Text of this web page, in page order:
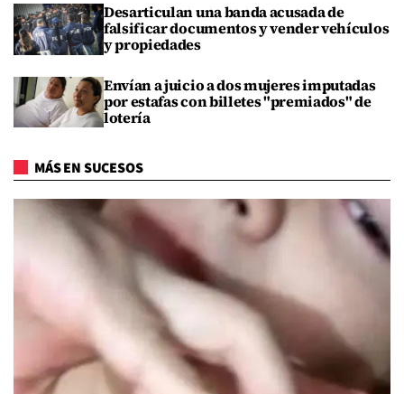
Desarticulan una banda acusada de
falsificar documentos y vender vehículos
y propiedades
Envían a juicio a dos mujeres imputadas
por estafas con billetes "premiados" de
lotería
MÁS EN SUCESOS